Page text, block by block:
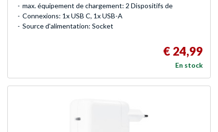
max. équipement de chargement: 2 Dispositifs de
Connexions: 1x USB C, 1x USB-A
Source d'alimentation: Socket
€ 24,99
En stock